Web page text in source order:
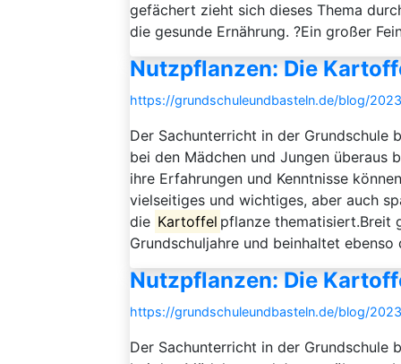
gefächert zieht sich dieses Thema
die gesunde Ernährung. ?Ein großer
Nutzpflanzen: Die
https://grundschuleundbasteln.de/blog/
Der Sachunterricht in der Grundschule
bei den Mädchen und Jungen überaus
ihre Erfahrungen und Kenntnisse
vielseitiges und wichtiges, aber auch
die Kartoffel pflanze thematisiert.Breit
Grundschuljahre und beinhaltet ebenso
Nutzpflanzen: Die
https://grundschuleundbasteln.de/blog/
Der Sachunterricht in der Grundschule